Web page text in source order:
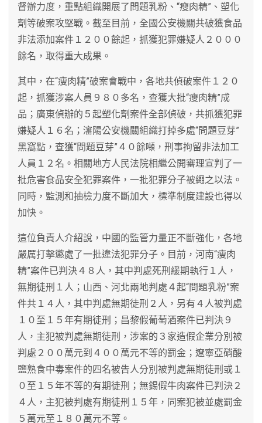
督辦力度，重點組織開展了問題乳粉、“瘦肉精”、塑化
劑等破案攻堅戰。截至目前，全國公安機關共破獲食品
非法添加案件１２００餘起，抓獲犯罪嫌疑人２０００
餘名，取得重大成果。
其中，在“瘦肉精”破案會戰中，各地共偵破案件１２０
起，抓獲涉案人員９８０多名，查獲大批“瘦肉精”成
品；廣東偵辦的５起塑化劑案件全部偵破，共抓獲犯罪
嫌疑人１６名；瀋陽公安機關組織打掉多處“問題豆芽”
黑窩點，查獲“問題豆芽”４０餘噸，刑事拘留非法加工
人員１２名。相關地方人民法院相繼公開審理宣判了一
批危害食品安全犯罪案件，一批犯罪分子被繩之以法。
同時，監測和抽檢力度不斷加大，標準制度建設也得以
加快。
這位負責人介紹說，中國的監管力量正不斷強化，各地
嚴厲打擊懲處了一批違法犯罪分子。目前，河南“瘦肉
精”案件已判決４８人，其中判處死刑緩期執行１人，
無期徒刑１人；山西、河北兩地判處４起“問題乳粉”案
件共１４人，其中判處無期徒刑２人，另有４人被判處
１０至１５年有期徒刑；昌黎假葡萄酒案件已判決９
人，主犯被判處無期徒刑，涉案的３家造假企業分別被
判處２００萬元到４００萬元不等的罰金；遼寧亞硝酸
鹽熟食中毒案件的四名被告人分別被判處無期徒刑或１
０至１５年不等的有期徒刑；無錫假牛肉案件已判決２
４人，主犯被判處有期徒刑１５年，同案犯被並處罰金
５萬元至１８０萬元不等。